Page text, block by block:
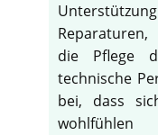
die Pflege
technische
bei, dass